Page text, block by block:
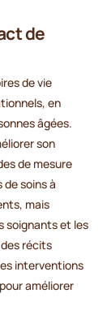
de
de vie
en
âgées.
son
de mesure
soins à
mais
soignants et les
récits
interventions
améliorer